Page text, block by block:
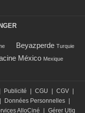
Beyazperde Turquie
México Mexique
Publicité CGU CGV
Données Personnelles
AlloCiné Gérer Utiq